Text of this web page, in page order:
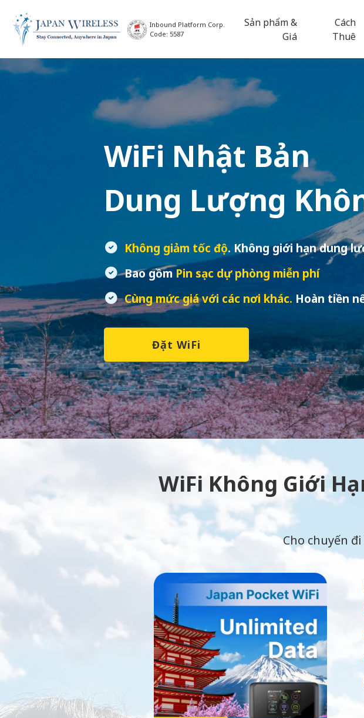
Inbound Platform Corp.
Code: 5587
Sản phẩm &
Giá
Cách
Thuê
WiFi Nhật Bản
Dung Lượng
Không giảm tốc độ. Không giới hạn dung
Bao gồm Pin sạc dự phòng miễn phí
Cùng mức giá với các nơi khác. Hoàn tiền
Đặt WiFi
WiFi Không Giới
Cho chuyến